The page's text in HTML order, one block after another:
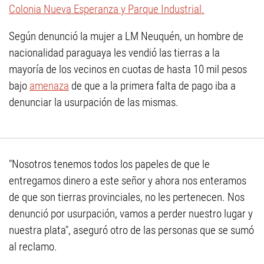
Colonia Nueva Esperanza y Parque Industrial.
Según denunció la mujer a LM Neuquén, un hombre de
nacionalidad paraguaya les vendió las tierras a la
mayoría de los vecinos en cuotas de hasta 10 mil pesos
bajo amenaza de que a la primera falta de pago iba a
denunciar la usurpación de las mismas.
"Nosotros tenemos todos los papeles de que le
entregamos dinero a este señor y ahora nos enteramos
de que son tierras provinciales, no les pertenecen. Nos
denunció por usurpación, vamos a perder nuestro lugar y
nuestra plata", aseguró otro de las personas que se sumó
al reclamo.